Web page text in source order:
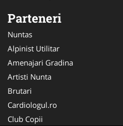
Parteneri
Nuntas
Alpinist Utilitar
Amenajari Gradina
Artisti Nunta
Brutari
Cardiologul.ro
Club Copii